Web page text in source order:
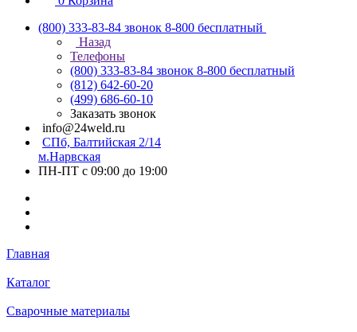
(800) 333-83-84 звонок 8-800 бесплатный
Назад
Телефоны
(800) 333-83-84 звонок 8-800 бесплатный
(812) 642-60-20
(499) 686-60-10
Заказать звонок
info@24weld.ru
СПб, Балтийская 2/14
м.Нарвская
ПН-ПТ с 09:00 до 19:00
Главная
Каталог
Сварочные материалы